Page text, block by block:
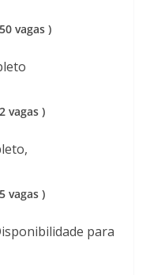
vagas )
vagas )
vagas )
para